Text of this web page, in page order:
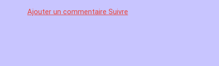
Ajouter un commentaire Suivre